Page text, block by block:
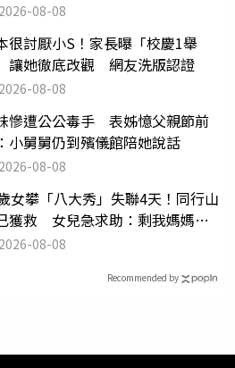
2026-08-08
很討厭小S！家長曝「校慶1舉
讓她徹底改觀 網友洗版認證
2026-08-08
慘遭公公毒手 表姊憶父親節前
小舅舅仍到殯儀館陪她說話
2026-08-08
女攀「八大秀」失聯4天！同行山
獲救 女兒急求助：剩我媽媽還
到
2026-08-08
Recommended by